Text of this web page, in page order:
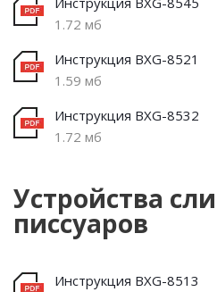
1.72 мб
Инструкция BXG-8521
1.59 мб
Инструкция BXG-8532
1.72 мб
Устройства
писсуаров
Инструкция BXG-8513